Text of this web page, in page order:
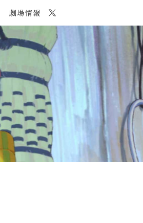
劇場情報